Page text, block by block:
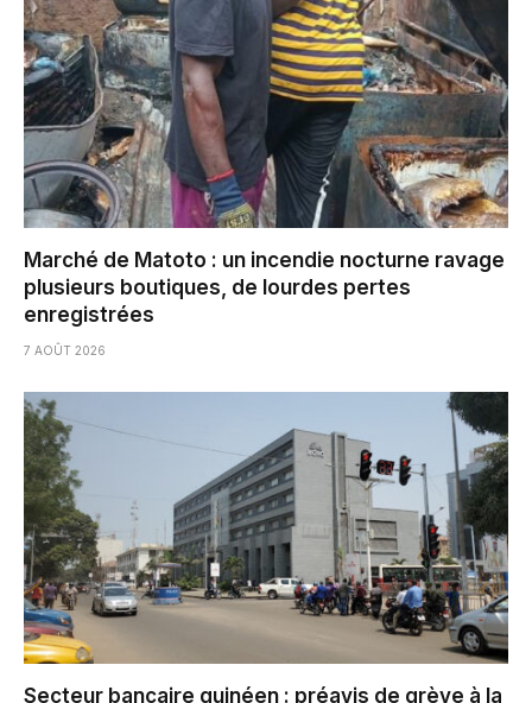
Marché de Matoto : un incendie nocturne ravage
plusieurs boutiques, de lourdes pertes
enregistrées
7 AOÛT 2026
Secteur bancaire guinéen : préavis de grève à la